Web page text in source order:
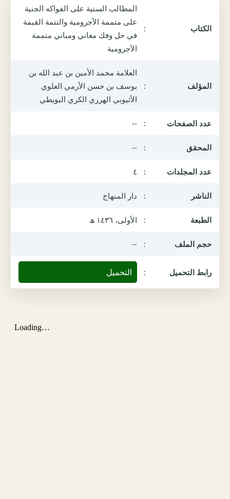
الكتاب :
المطالب السنية على الفواكه الجنية
على متممة الآجرومية والتتمة القيمة
في حل وفك معاني ومباني متممة
الآجرومية
المؤلف :
العلامة محمد الأمين بن عبد الله بن
يوسف بن حسن الأرمي العلوي
الأثيوبي الهرري الكري البويطي
عدد الصفحات :
--
المحقق :
--
عدد المجلدات : ٤
الناشر : دار المنهاج
الطبعة : الأولى، ١٤٣٦ ھ
حجم الملف :
--
رابط التحميل : التحميل